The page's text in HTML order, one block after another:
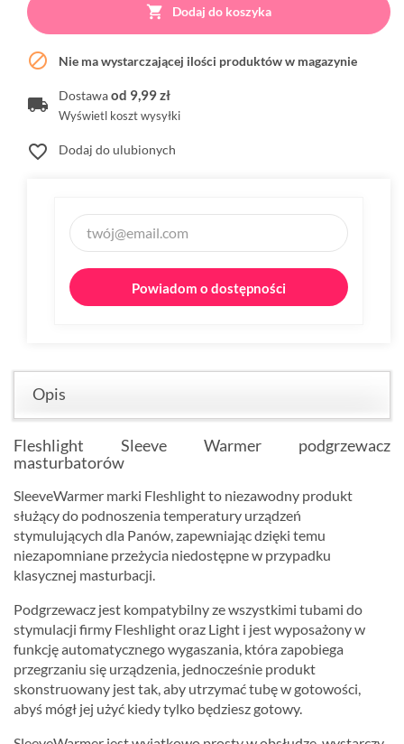
 Dodaj do koszyka
 Nie ma wystarczającej ilości produktów w magazynie
Dostawaod 9,99 zł
Wyświetl koszt wysyłki
favorite_border Dodaj do ulubionych
Powiadom o dostępności
Opis
Fleshlight Sleeve Warmer podgrzewacz
masturbatorów
SleeveWarmer marki Fleshlight to niezawodny produkt
służący do podnoszenia temperatury urządzeń
stymulujących dla Panów, zapewniając dzięki temu
niezapomniane przeżycia niedostępne w przypadku
klasycznej masturbacji.
Podgrzewacz jest kompatybilny ze wszystkimi tubami do
stymulacji firmy Fleshlight oraz Light i jest wyposażony w
funkcję automatycznego wygaszania, która zapobiega
przegrzaniu się urządzenia, jednocześnie produkt
skonstruowany jest tak, aby utrzymać tubę w gotowości,
abyś mógł jej użyć kiedy tylko będziesz gotowy.